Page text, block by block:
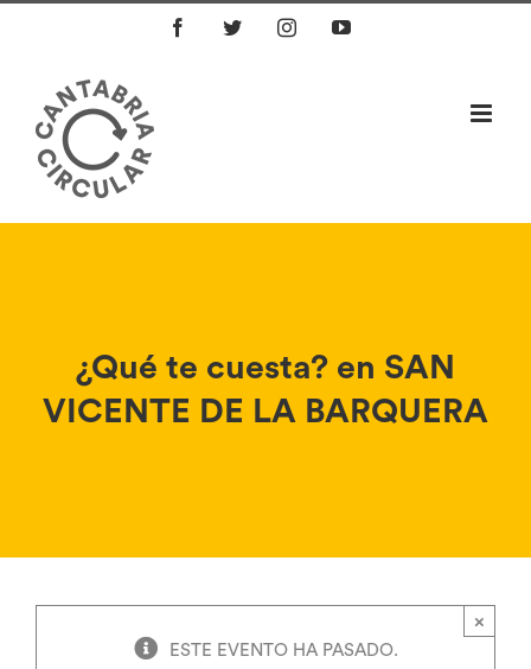
FacebookTwitterInstagramYouTube
¿Qué te cuesta? en SAN
VICENTE DE LA BARQUERA
×
ESTE EVENTO HA PASADO.